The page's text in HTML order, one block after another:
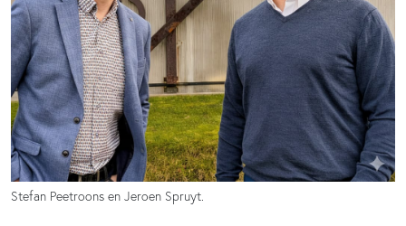
Stefan Peetroons en Jeroen Spruyt.